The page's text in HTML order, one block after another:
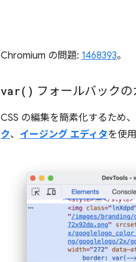
Chromium の問題: 1468393。
var( ) フォールバック
CSS の編集を簡素化するため
ク、 イージング エディタを使